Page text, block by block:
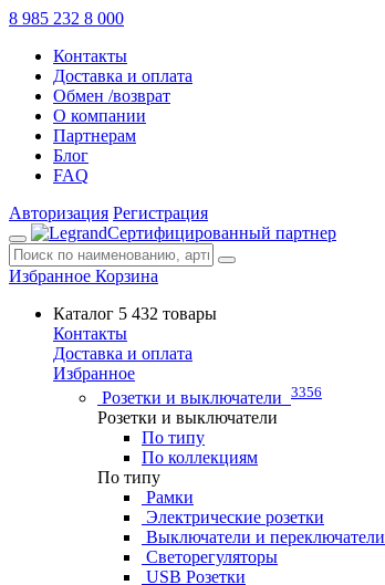
8 985 232 8 000
Контакты
Доставка и оплата
Обмен /возврат
О компании
Партнерам
Блог
FAQ
Авторизация Регистрация
Сертифицированный партнер
Избранное Корзина
Каталог 5 432 товары
Контакты
Доставка и оплата
Избранное
Розетки и выключатели 3356
Розетки и выключатели
По типу
По коллекциям
По типу
Рамки
Электрические розетки
Выключатели и переключатели
Светорегуляторы
USB Розетки